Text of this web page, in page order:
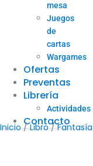
mesa
Juegos
de
cartas
Wargames
Ofertas
Preventas
Librería
Actividades
Contacto
Inicio /Libro/Fantasía